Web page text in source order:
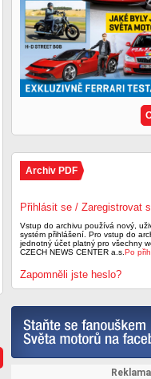
Archiv PDF
Přihlásit se / Zaregistrovat
Vstup do archivu používá nový,
systém přihlášení. Pro vstup do
jednotný účet platný pro všechny
CZECH NEWS CENTER a.s. Po
Zapomněli jste heslo?